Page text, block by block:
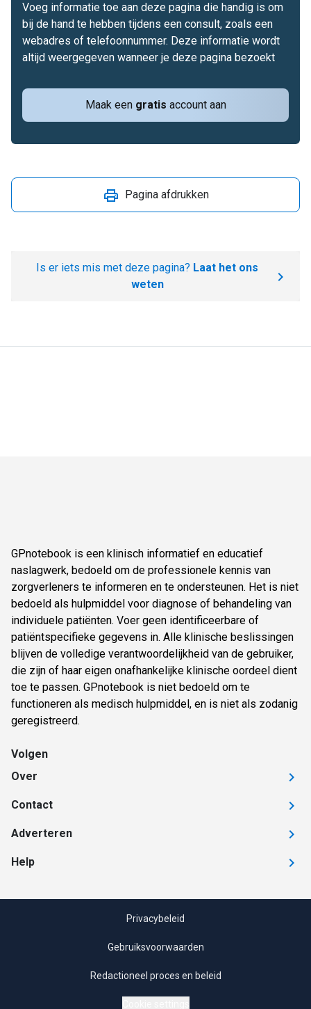
Maak een gratis account aan
Voeg informatie toe aan deze pagina die handig is om
bij de hand te hebben tijdens een consult, zoals een
webadres of telefoonnummer. Deze informatie wordt
altijd weergegeven wanneer je deze pagina bezoekt
Pagina afdrukken
Is er iets mis met deze pagina? Laat het ons
weten
GPnotebook is een klinisch informatief en educatief
naslagwerk, bedoeld om de professionele kennis van
zorgverleners te informeren en te ondersteunen. Het is niet
bedoeld als hulpmiddel voor diagnose of behandeling van
individuele patiënten. Voer geen identificeerbare of
patiëntspecifieke gegevens in. Alle klinische beslissingen
blijven de volledige verantwoordelijkheid van de gebruiker,
die zijn of haar eigen onafhankelijke klinische oordeel dient
toe te passen. GPnotebook is niet bedoeld om te
functioneren als medisch hulpmiddel, en is niet als zodanig
geregistreerd.
Volgen
Over
Contact
Adverteren
Help
Privacybeleid
Gebruiksvoorwaarden
Redactioneel proces en beleid